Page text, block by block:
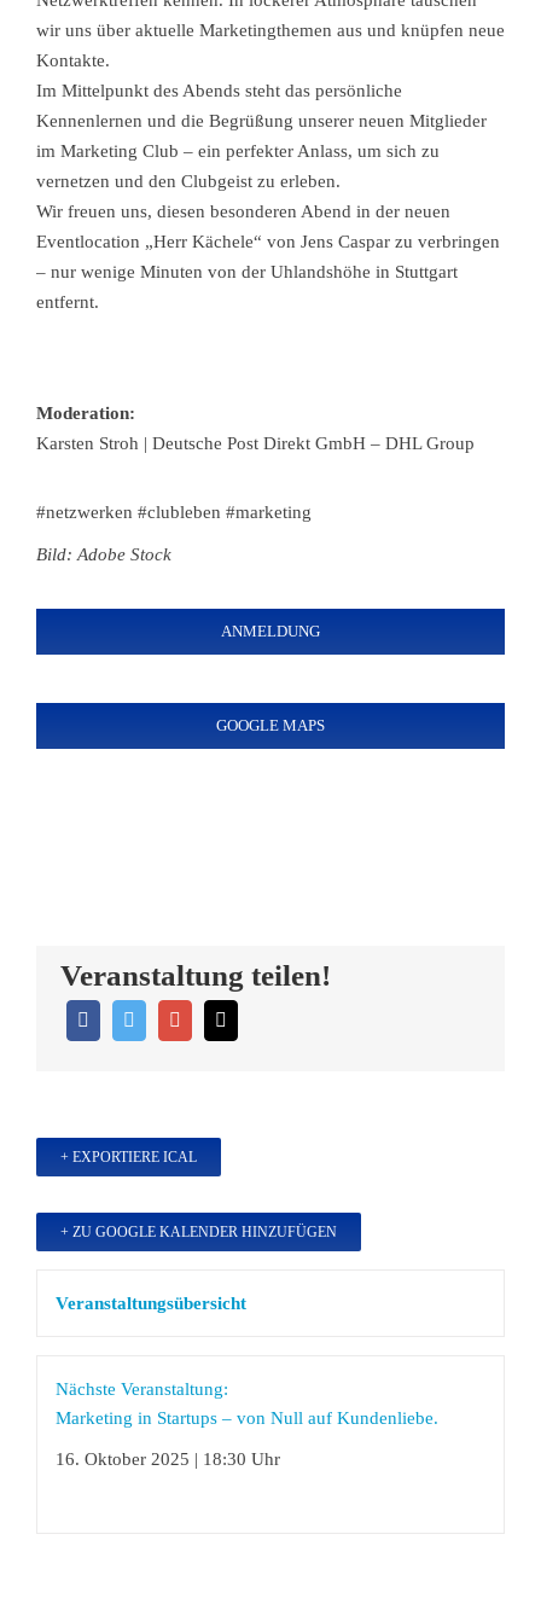
wir uns über aktuelle Marketingthemen aus und knüpfen neue
Kontakte.
Im Mittelpunkt des Abends steht das persönliche
Kennenlernen und die ­Begrüßung unserer neuen Mitglieder
im Marketing Club – ein perfekter ­Anlass, um sich zu
vernetzen und den Clubgeist zu erleben.
Wir freuen uns, diesen besonderen Abend in der neuen
Eventlocation „Herr Kächele“ von Jens Caspar zu verbringen
– nur wenige Minuten von der Uhlandshöhe in Stuttgart
entfernt.
Moderation:
Karsten Stroh | Deutsche Post Direkt GmbH – DHL Group
#netzwerken #clubleben #marketing
Bild: Adobe Stock
ANMELDUNG
GOOGLE MAPS
Veranstaltung teilen!
+ EXPORTIERE ICAL
+ ZU GOOGLE KALENDER HINZUFÜGEN
Veranstaltungsübersicht
Nächste Veranstaltung:
Marketing in Startups – von Null auf Kundenliebe.
16. Oktober 2025 | 18:30 Uhr